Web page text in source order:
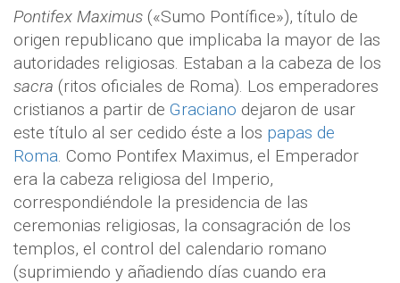
Pontifex Maximus («Sumo Pontífice»), título de
origen republicano que implicaba la mayor de las
autoridades religiosas. Estaban a la cabeza de los
sacra (ritos oficiales de Roma). Los emperadores
cristianos a partir de Graciano dejaron de usar
este título al ser cedido éste a los papas de
Roma. Como Pontifex Maximus, el Emperador
era la cabeza religiosa del Imperio,
correspondiéndole la presidencia de las
ceremonias religiosas, la consagración de los
templos, el control del calendario romano
(suprimiendo y añadiendo días cuando era